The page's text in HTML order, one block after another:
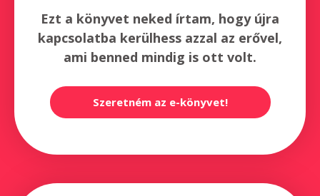
Ezt a könyvet neked írtam, hogy újra
kapcsolatba kerülhess azzal az erővel,
ami benned mindig is ott volt.
Szeretném az e-könyvet!